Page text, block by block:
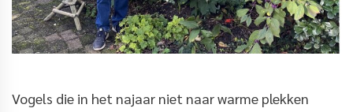
Vogels die in het najaar niet naar warme plekken